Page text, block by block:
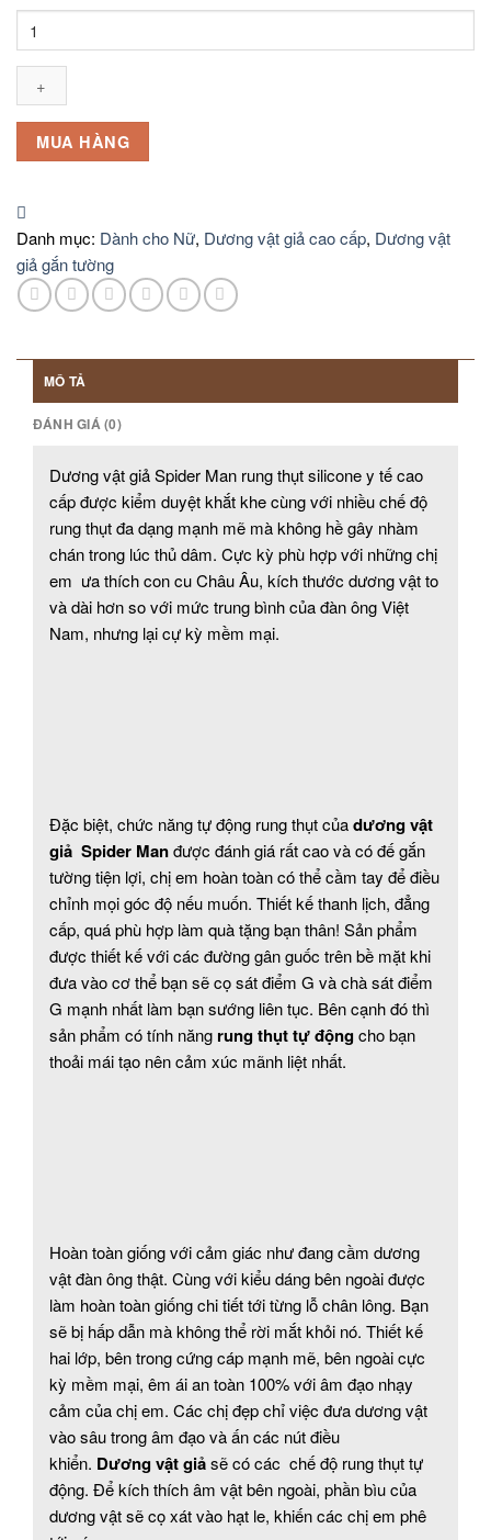
Dương
vật
giả
Spider
rung
thụt
tường
chất
siêu
mềm
số
MUA HÀNG
Danh mục: Dành cho Nữ, Dương vật giả cao cấp, Dương vật
giả gắn tường
MÔ TẢ
ĐÁNH GIÁ (0)
Dương vật giả Spider Man rung thụt silicone y tế cao
cấp được kiểm duyệt khắt khe cùng với nhiều chế độ
rung thụt đa dạng mạnh mẽ mà không hề gây nhàm
chán trong lúc thủ dâm. Cực kỳ phù hợp với những chị
em ưa thích con cu Châu Âu, kích thước dương vật to
và dài hơn so với mức trung bình của đàn ông Việt
Nam, nhưng lại cự kỳ mềm mại.
Đặc biệt, chức năng tự động rung thụt củadương vật
giả Spider Manđược đánh giá rất cao và có đế gắn
tường tiện lợi, chị em hoàn toàn có thể cầm tay để điều
chỉnh mọi góc độ nếu muốn. Thiết kế thanh lịch, đẳng
cấp, quá phù hợp làm quà tặng bạn thân! Sản phẩm
được thiết kế với các đường gân guốc trên bề mặt khi
đưa vào cơ thể bạn sẽ cọ sát điểm G và chà sát điểm
G mạnh nhất làm bạn sướng liên tục. Bên cạnh đó thì
sản phẩm có tính năng rung thụt tự độngcho bạn
thoải mái tạo nên cảm xúc mãnh liệt nhất.
Hoàn toàn giống với cảm giác như đang cầm dương
vật đàn ông thật. Cùng với kiểu dáng bên ngoài được
làm hoàn toàn giống chi tiết tới từng lỗ chân lông. Bạn
sẽ bị hấp dẫn mà không thể rời mắt khỏi nó. Thiết kế
hai lớp, bên trong cứng cáp mạnh mẽ, bên ngoài cực
kỳ mềm mại, êm ái an toàn 100% với âm đạo nhạy
cảm của chị em. Các chị đẹp chỉ việc đưa dương vật
vào sâu trong âm đạo và ấn các nút điều
khiển. Dương vật giảsẽ có các chế độ rung thụt tự
động. Để kích thích âm vật bên ngoài, phần bìu của
dương vật sẽ cọ xát vào hạt le, khiến các chị em phê